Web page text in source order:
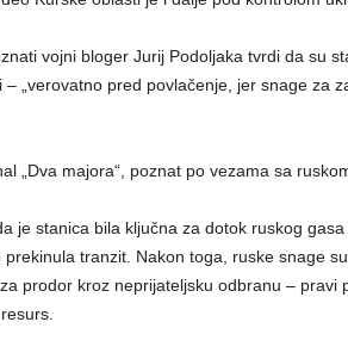
vojni bloger Jurij Podoljaka tvrdi da su
– „verovatno pred povlačenje, jer snage za
„Dva majora“, poznat po vezama sa
je stanica bila ključna za dotok ruskog
prekinula tranzit. Nakon toga, ruske snage
prodor kroz neprijateljsku odbranu – pravi